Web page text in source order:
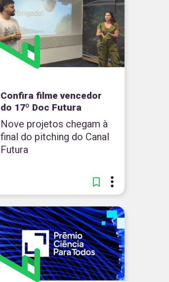
Confira filme vencedor
do 17º Doc Futura
Nove projetos chegam à
final do pitching do Canal
Futura